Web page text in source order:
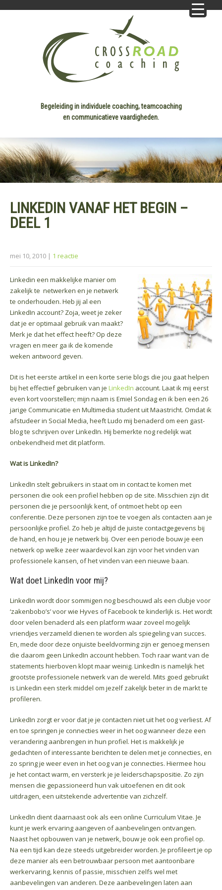
Begeleiding in individuele coaching, teamcoaching
en communicatieve vaardigheden.
LINKEDIN VANAF HET BEGIN –
DEEL 1
mei 10, 2010 | 1 reactie
Linkedin een makkelijke manier om
zakelijk te netwerken en je netwerk
te onderhouden. Heb jij al een
LinkedIn account? Zoja, weet je zeker
dat je er optimaal gebruik van maakt?
Merk je dat het effect heeft? Op deze
vragen en meer ga ik de komende
weken antwoord geven.
Dit is het eerste artikel in een korte serie blogs die jou gaat helpen
bij het effectief gebruiken van je LinkedIn account. Laat ik mij eerst
even kort voorstellen; mijn naam is Emiel Sondag en ik ben een 26
jarige Communicatie en Multimedia student uit Maastricht. Omdat ik
afstudeer in Social Media, heeft Ludo mij benaderd om een gast-
blog te schrijven over LinkedIn. Hij bemerkte nog redelijk wat
onbekendheid met dit platform.
Wat is LinkedIn?
LinkedIn stelt gebruikers in staat om in contact te komen met
personen die ook een profiel hebben op de site. Misschien zijn dit
personen die je persoonlijk kent, of ontmoet hebt op een
conferentie. Deze personen zijn toe te voegen als contacten aan je
persoonlijke profiel. Zo heb je altijd de juiste contactgegevens bij
de hand, en hou je je netwerk bij. Over een periode bouw je een
netwerk op welke zeer waardevol kan zijn voor het vinden van
professionele kansen, of het vinden van een nieuwe baan.
Wat doet LinkedIn voor mij?
LinkedIn wordt door sommigen nog beschouwd als een clubje voor
‘zakenbobo’s’ voor wie Hyves of Facebook te kinderlijk is. Het wordt
door velen benaderd als een platform waar zoveel mogelijk
vriendjes verzameld dienen te worden als spiegeling van succes.
En, mede door deze onjuiste beeldvorming zijn er genoeg mensen
die daarom geen LinkedIn account hebben. Toch raar want van de
statements hierboven klopt maar weinig. LinkedIn is namelijk het
grootste professionele netwerk van de wereld. Mits goed gebruikt
is Linkedin een sterk middel om jezelf zakelijk beter in de markt te
profileren.
LinkedIn zorgt er voor dat je je contacten niet uit het oog verliest. Af
en toe springen je connecties weer in het oog wanneer deze een
verandering aanbrengen in hun profiel. Het is makkelijk je
gedachten of interessante berichten te delen met je connecties, en
zo spring je weer even in het oog van je connecties. Hiermee hou
je het contact warm, en versterk je je leiderschapspositie. Zo zijn
mensen die gepassioneerd hun vak uitoefenen en dit ook
uitdragen, een uitstekende advertentie van zichzelf.
LinkedIn dient daarnaast ook als een online Curriculum Vitae. Je
kunt je werk ervaring aangeven of aanbevelingen ontvangen.
Naast het opbouwen van je netwerk, bouw je ook een profiel op.
Na een tijd kan deze steeds uitgebreider worden. Je profileert je op
deze manier als een betrouwbaar persoon met aantoonbare
werkervaring, kennis of passie, misschien zelfs wel met
aanbevelingen van anderen. Deze aanbevelingen laten aan